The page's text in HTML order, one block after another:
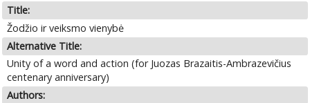
Title:
Žodžio ir veiksmo vienybė
Alternative Title:
Unity of a word and action (for Juozas Brazaitis-Ambrazevičius
centenary anniversary)
Authors: